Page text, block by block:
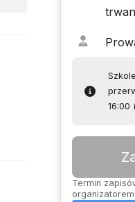
16:00
Termin